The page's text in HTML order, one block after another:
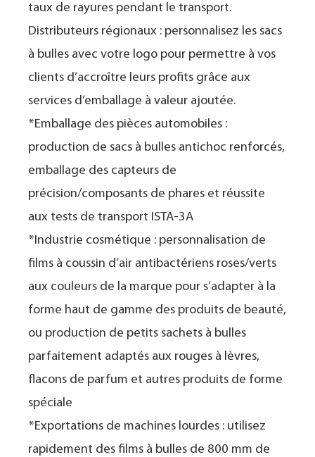
taux de rayures pendant le transport.
Distributeurs régionaux : personnalisez les sacs
à bulles avec votre logo pour permettre à vos
clients d’accroître leurs profits grâce aux
services d’emballage à valeur ajoutée.
*Emballage des pièces automobiles :
production de sacs à bulles antichoc renforcés,
emballage des capteurs de
précision/composants de phares et réussite
aux tests de transport ISTA-3A
*Industrie cosmétique : personnalisation de
films à coussin d’air antibactériens roses/verts
aux couleurs de la marque pour s’adapter à la
forme haut de gamme des produits de beauté,
ou production de petits sachets à bulles
parfaitement adaptés aux rouges à lèvres,
flacons de parfum et autres produits de forme
spéciale
*Exportations de machines lourdes : utilisez
rapidement des films à bulles de 800 mm de